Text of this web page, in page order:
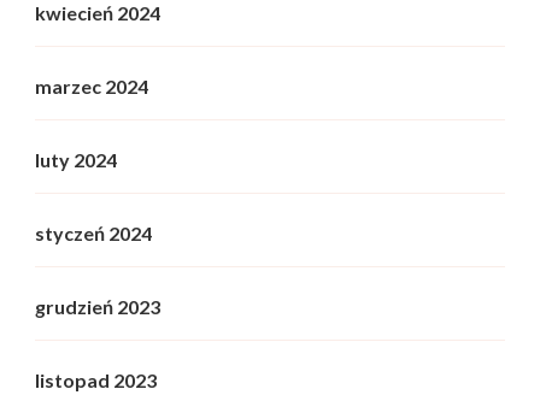
kwiecień 2024
marzec 2024
luty 2024
styczeń 2024
grudzień 2023
listopad 2023